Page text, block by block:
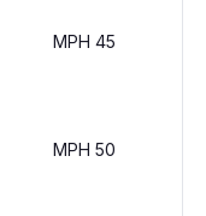
MPH 45
MPH 50